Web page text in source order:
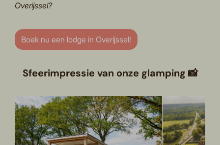
Overijssel?
Boek nu een lodge in Overijssel!
Sfeerimpressie van onze glamping 📸